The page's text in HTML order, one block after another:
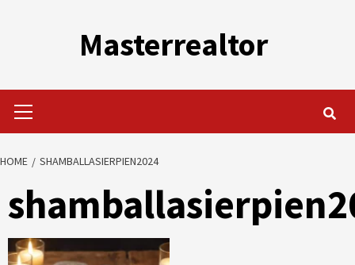
Masterrealtor
Menu
HOME SHAMBALLASIERPIEN2024